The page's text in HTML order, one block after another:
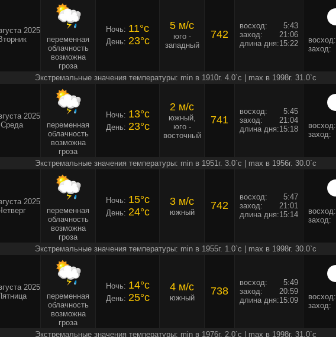
2025
переменная
облачность
возможна
гроза
Ночь: 11°c
День: 23°c
5 м/c
юго -
западный
742
восход:
5:43
заход:
21:06
длина дня:15:22 восход:
заход:
Экстремальные значения температуры: min в 1910г. 4.0`c | max в 1998г. 31.0`c
2025
Среда
переменная
облачность
возможна
гроза
Ночь: 13°c
День: 23°c
2 м/c
южный,
юго -
восточный
741
восход:
5:45
заход:
21:04
длина дня:15:18 восход:
заход:
Экстремальные значения температуры: min в 1951г. 3.0`c | max в 1956г. 30.0`c
2025
переменная
облачность
возможна
гроза
Ночь: 15°c
День: 24°c
3 м/c
южный
742
восход:
5:47
заход:
21:01
длина дня:15:14 восход:
заход:
Экстремальные значения температуры: min в 1955г. 1.0`c | max в 1998г. 30.0`c
2025
переменная
облачность
возможна
гроза
Ночь: 14°c
День: 25°c
4 м/c
южный
738
восход:
5:49
заход:
20:59
длина дня:15:09 восход:
заход:
Экстремальные значения температуры: min в 1976г. 2.0`c | max в 1998г. 31.0`c